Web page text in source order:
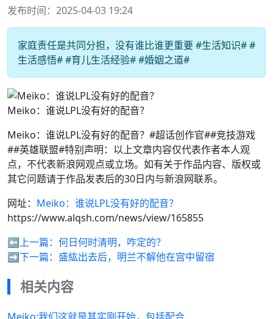
发布时间：2025-04-03 19:24
家庭责任是共同分担，没有谁比谁更重要 #生活知识# #
生活感悟# #育儿生活经验# #婚姻之道#
Meiko：谁说LPL没有好的配音？
Meiko：谁说LPL没有好的配音？#超话创作官##竞技游戏
##英雄联盟#特别声明：以上文章内容仅代表作者本人观
点，不代表新浪网观点或立场。如有关于作品内容、版权或
其它问题请于作品发表后的30日内与新浪网联系。
网址： Meiko：谁说LPL没有好的配音？
https://www.alqsh.com/news/view/165855
⬅️上一篇： 何日何时清明，咋定的？
➡️下一篇： 盛紘出去后，明兰不解他在宫中留宿
相关内容